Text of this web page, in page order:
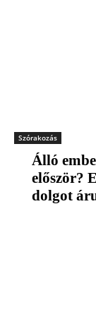
Szórakozás
Álló
először?
dolgot